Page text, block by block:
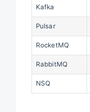
Kafka
Pulsar
RocketMQ
RabbitMQ
NSQ